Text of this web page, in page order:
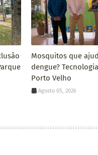
Mosquitos que
dengue?
Porto Velho
Agosto 05, 2026